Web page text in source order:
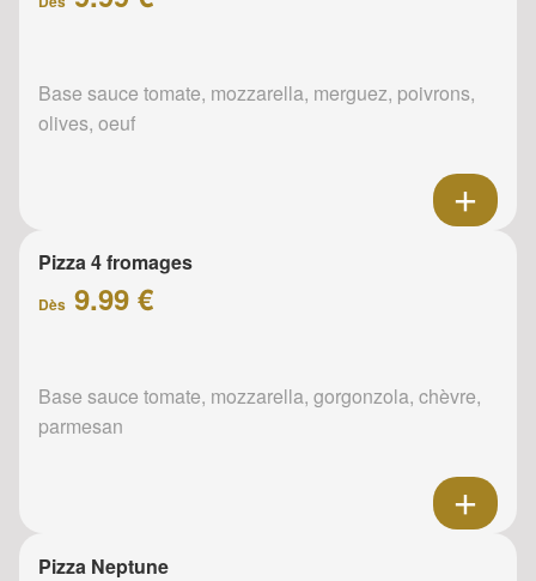
Base sauce tomate, mozzarella, merguez, poivrons,
olives, oeuf
Pizza 4 fromages
Dès 9.99 €
Base sauce tomate, mozzarella, gorgonzola, chèvre,
parmesan
Pizza Neptune